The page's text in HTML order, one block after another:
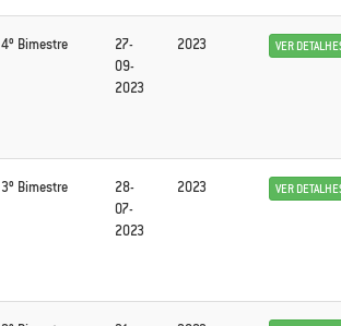
4º Bimestre
27-
09-
2023
2023 VER
3º Bimestre
28-
07-
2023
2023 VER